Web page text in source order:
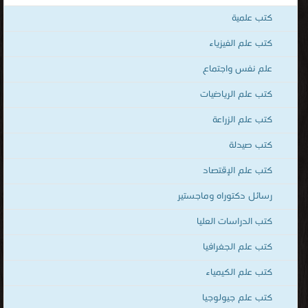
قراءة و تحميل كتب في كتب الرياضيات البحتة مجانا
كتب العروض و القوافى
قراءة و تحميل كتب في كتب العروض و القوافى مجانا
كتب علم الجغرافيا